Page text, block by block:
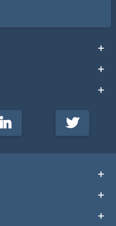
LinkedIn Twitter